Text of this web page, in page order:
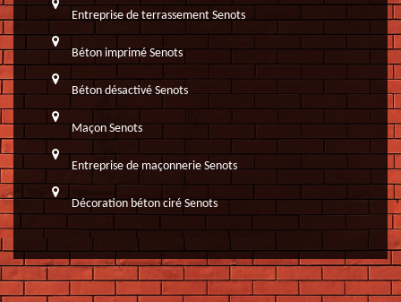
Entreprise de terrassement Senots
Béton imprimé Senots
Béton désactivé Senots
Maçon Senots
Entreprise de maçonnerie Senots
Décoration béton ciré Senots